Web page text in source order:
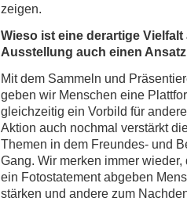
zeigen.
Wieso ist eine derartige
Ausstellung auch einen
Mit dem Sammeln und
geben wir Menschen eine
gleichzeitig ein Vorbild für
Aktion auch nochmal verstärkt
Themen in dem Freundes- und
Gang. Wir merken immer
ein Fotostatement abgeben
stärken und andere zum